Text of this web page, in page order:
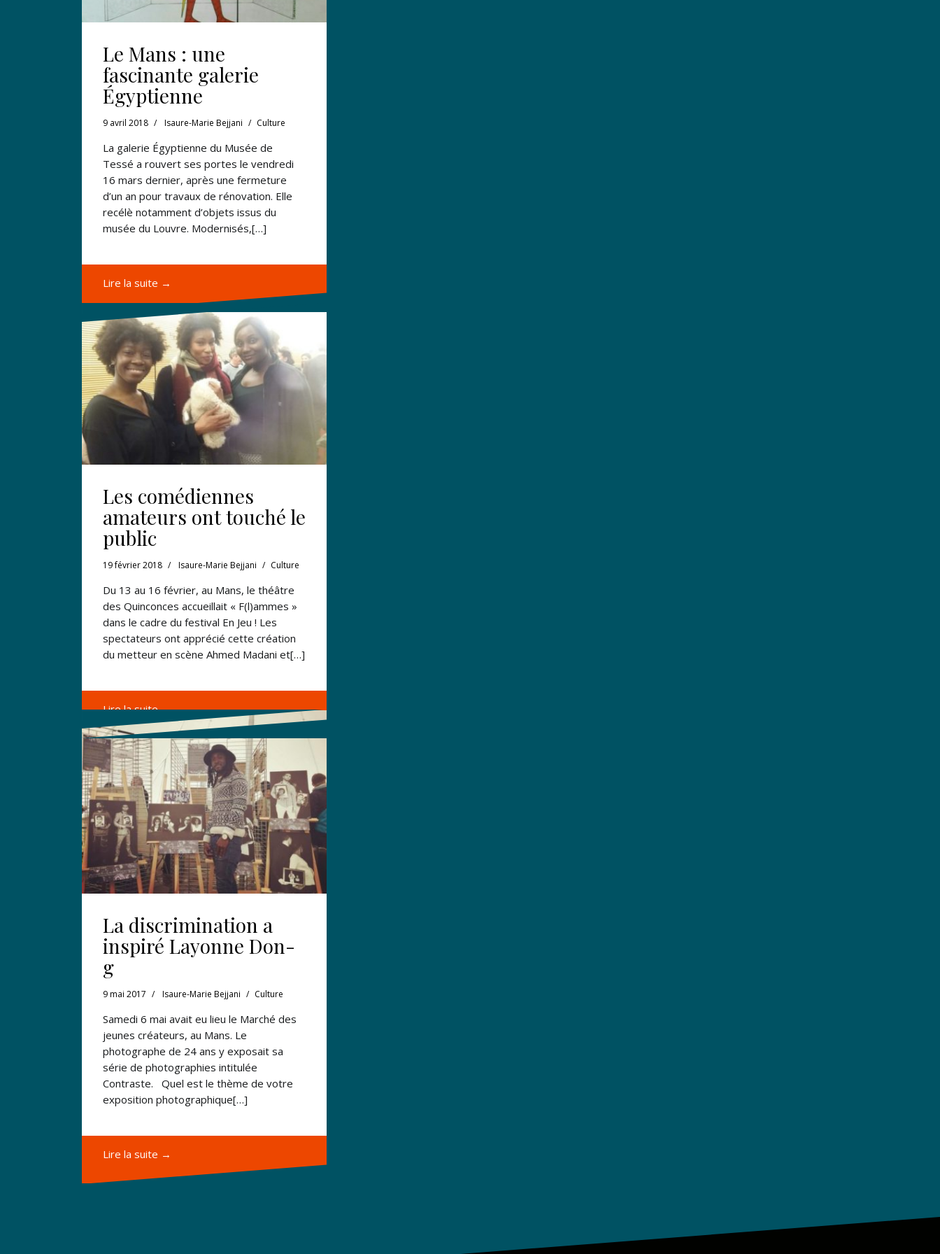
Le Mans : une
fascinante galerie
Égyptienne
9 avril 2018 Isaure-Marie Bejjani Culture
La galerie Égyptienne du Musée de
Tessé a rouvert ses portes le vendredi
16 mars dernier, après une fermeture
d’un an pour travaux de rénovation. Elle
recélè notamment d’objets issus du
musée du Louvre. Modernisés,[…]
Lire la suite →
Les comédiennes
amateurs ont touché le
public
19 février 2018 Isaure-Marie Bejjani Culture
Du 13 au 16 février, au Mans, le théâtre
des Quinconces accueillait « F(l)ammes »
dans le cadre du festival En Jeu ! Les
spectateurs ont apprécié cette création
du metteur en scène Ahmed Madani et[…]
Lire la suite →
La discrimination a
inspiré Layonne Don-
g
9 mai 2017 Isaure-Marie Bejjani Culture
Samedi 6 mai avait eu lieu le Marché des
jeunes créateurs, au Mans. Le
photographe de 24 ans y exposait sa
série de photographies intitulée
Contraste. Quel est le thème de votre
exposition photographique[…]
Lire la suite →